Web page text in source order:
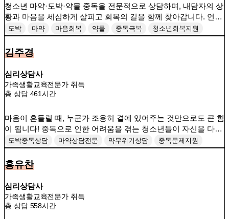
청소년 마약·도박·약물 중독을 전문적으로 상담하며, 내담자의 상
황과 마음을 세심하게 살피고 회복의 길을 함께 찾아갑니다. 언제
든 편안한 마음으로 찾아와 주시면 함께 고민하겠습니다!
도박 마약 마음회복 약물 중독극복
청소년회복지원
김주경
심리상담사
가족생활교육전문가 취득
총 상담 461시간
마음이 흔들릴 때, 누군가 조용히 곁에 있어주는 것만으로도 큰 힘
이 됩니다! 중독으로 인한 어려움을 겪는 청소년들이 자신을 다시
마주할 수 있도록, 진심을 다해 함께하겠습니다.
도박중독상담 마약상담전문 약무위기상담
중독문제지원
홍유찬
심리상담사
가족생활교육전문가 취득
총 상담 558시간